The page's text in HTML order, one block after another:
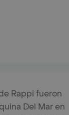
Rappi fueron
Del Mar en